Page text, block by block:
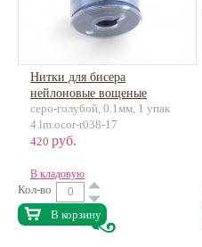
Нитки для бисера
нейлоновые вощеные
некрученые 0.1мм ок.45м
серо-голубой, 0.1мм, 1 упак
4.lm.ocor-r038-17
420 руб.
В кладовую
Кол-во
В корзину